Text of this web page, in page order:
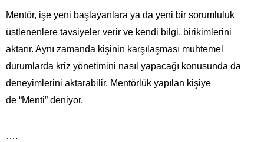
Mentör, işe yeni başlayanlara ya da yeni bir sorumluluk
üstlenenlere tavsiyeler verir ve kendi bilgi, birikimlerini
aktarır. Aynı zamanda kişinin karşılaşması muhtemel
durumlarda kriz yönetimini nasıl yapacağı konusunda da
deneyimlerini aktarabilir. Mentörlük yapılan kişiye
de “Menti” deniyor.
….